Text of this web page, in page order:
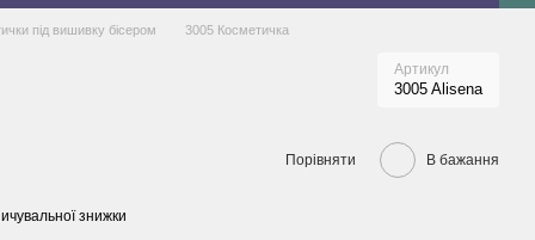
під вишивку бісером 3005 Косметичка
Артикул
3005 Alisena
Порівняти В бажання
знижки